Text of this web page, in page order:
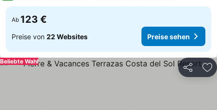
Ab 123 €
Preise von 22 Websites Preise sehen
Teilen
Beliebte Wahl